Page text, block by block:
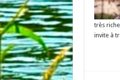
très
invite à